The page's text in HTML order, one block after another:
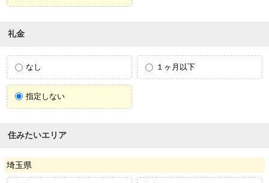
礼金
なし １ヶ月以下
指定しない
住みたいエリア
埼玉県